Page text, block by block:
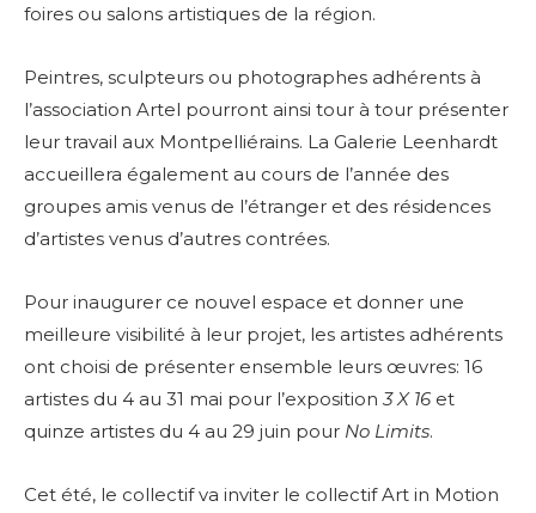
foires ou salons artistiques de la région.
Peintres, sculpteurs ou photographes adhérents à
l’association Artel pourront ainsi tour à tour présenter
leur travail aux Montpelliérains. La Galerie Leenhardt
accueillera également au cours de l’année des
groupes amis venus de l’étranger et des résidences
d’artistes venus d’autres contrées.
Pour inaugurer ce nouvel espace et donner une
meilleure visibilité à leur projet, les artistes adhérents
ont choisi de présenter ensemble leurs œuvres: 16
artistes du 4 au 31 mai pour l’exposition3 X 16 et
quinze artistes du 4 au 29 juin pour No Limits.
Cet été, le collectif va inviter le collectif Art in Motion